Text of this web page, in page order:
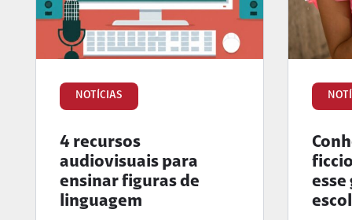
NOTÍCIAS
4 recursos
audiovisuais para
ensinar figuras de
linguagem